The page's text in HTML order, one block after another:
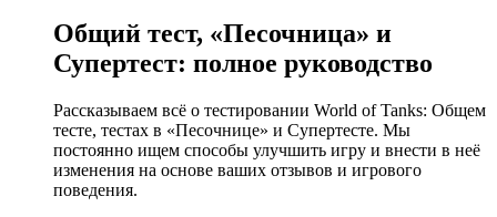
Общий тест, «Песочница» и
Супертест: полное руководство
Рассказываем всё о тестировании World of Tanks: Общем
тесте, тестах в «Песочнице» и Супертесте. Мы
постоянно ищем способы улучшить игру и внести в неё
изменения на основе ваших отзывов и игрового
поведения.